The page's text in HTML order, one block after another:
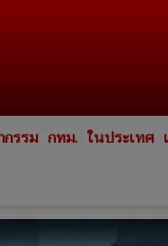
รรม กทม. ในประเทศ